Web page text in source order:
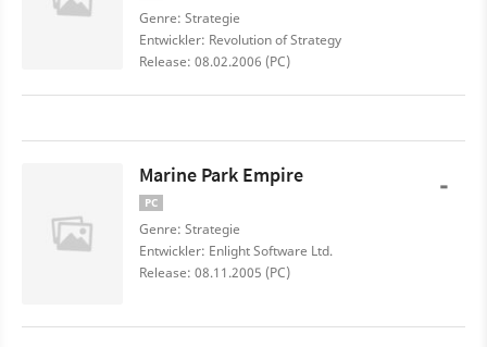
Genre: Strategie
Entwickler: Revolution of Strategy
Release: 08.02.2006 (PC)
Marine Park Empire
PC
Genre: Strategie
Entwickler: Enlight Software Ltd.
Release: 08.11.2005 (PC)
-